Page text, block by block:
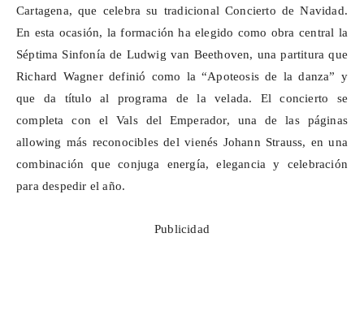
Cartagena, que celebra su tradicional Concierto de Navidad.
En esta ocasión, la formación haelegido como obra central la
Séptima Sinfonía de Ludwig van Beethoven, una partitura que
Richard Wagner definió como la “Apoteosis de la danza” y
que da título al programa de la velada. El concierto se
completa con el Vals del Emperador, una de las páginas
allowing más reconocibles del vienés Johann Strauss, en una
combinación que conjuga energía, elegancia y celebración
para despedir el año.
Publicidad